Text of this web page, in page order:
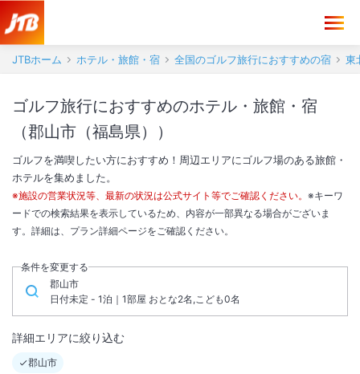
JTBホーム ホテル・旅館・宿 全国のゴルフ旅行におすすめの宿 東
ゴルフ旅行におすすめのホテル・旅館・宿
（郡山市（福島県））
ゴルフを満喫したい方におすすめ！周辺エリアにゴルフ場のある旅館・
ホテルを集めました。
※施設の営業状況等、最新の状況は公式サイト等でご確認ください。 ※キーワ
ードでの検索結果を表示しているため、内容が一部異なる場合がございま
す。詳細は、プラン詳細ページをご確認ください。
条件を変更する
郡山市
日付未定 - 1泊｜1部屋 おとな2名,こども0名
詳細エリアに絞り込む
郡山市